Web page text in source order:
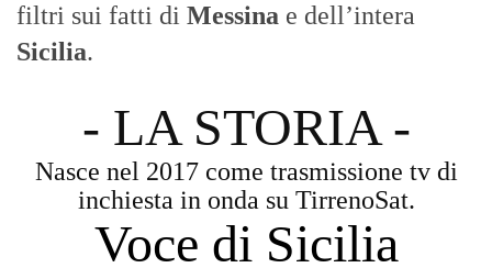
filtri sui fatti di Messina e dell’intera
Sicilia.
- LA STORIA -
Nasce nel 2017 come trasmissione tv di
inchiesta in onda su TirrenoSat.
Voce di Sicilia